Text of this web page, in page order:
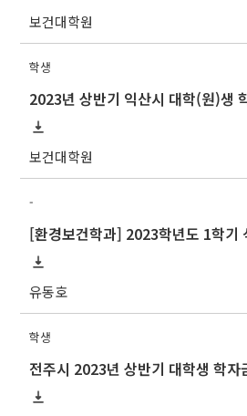
보건대학원
학생
보건대학원
-
유동호
학생